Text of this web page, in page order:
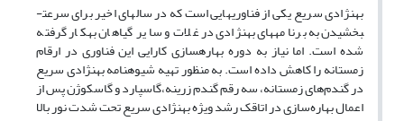
بهنژادی سریع یکی از فناوری­هایی است که در سال­های اخیر برای سرعت­
بخشیدن به برنامه­های بهنژادی در غلات و سایر گیاهان به­کار گرفته
شده است. اما نیاز به دوره بهاره­سازی کارایی این فناوری در ارقام
زمستانه را کاهش داده است. به منظور تهیه شیوه­نامه بهنژادی سریع
در گندم‌های زمستانه، سه‌ رقم گندم ‌زرینه،گاسپارد و گاسکوژن پس از
اعمال بهاره‌سازی در اتاقک رشد ویژه‌ بهنژادی سریع تحت شدت نور بالا